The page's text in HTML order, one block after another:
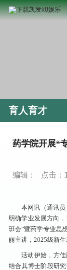
育人育才
药学院开展“
编辑： 点击：
本网讯（通讯员
明确学业发展方向
班会”暨药学专业思
丽主讲，2025级新
活动伊始，方
结合其博士阶段研